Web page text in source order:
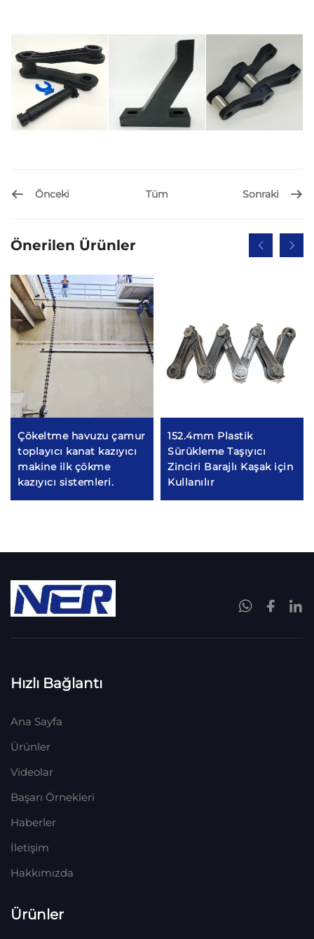
Önceki Tüm Sonraki
Önerilen Ürünler
Çökeltme havuzu çamur
toplayıcı kanat kazıyıcı
makine ilk çökme
kazıyıcı sistemleri.
152.4mm Plastik
Sürükleme Taşıyıcı
Zinciri Barajlı Kaşak için
Kullanılır
Hızlı Bağlantı
Ana Sayfa
Ürünler
Videolar
Başarı Örnekleri
Haberler
İletişim
Hakkımızda
Ürünler